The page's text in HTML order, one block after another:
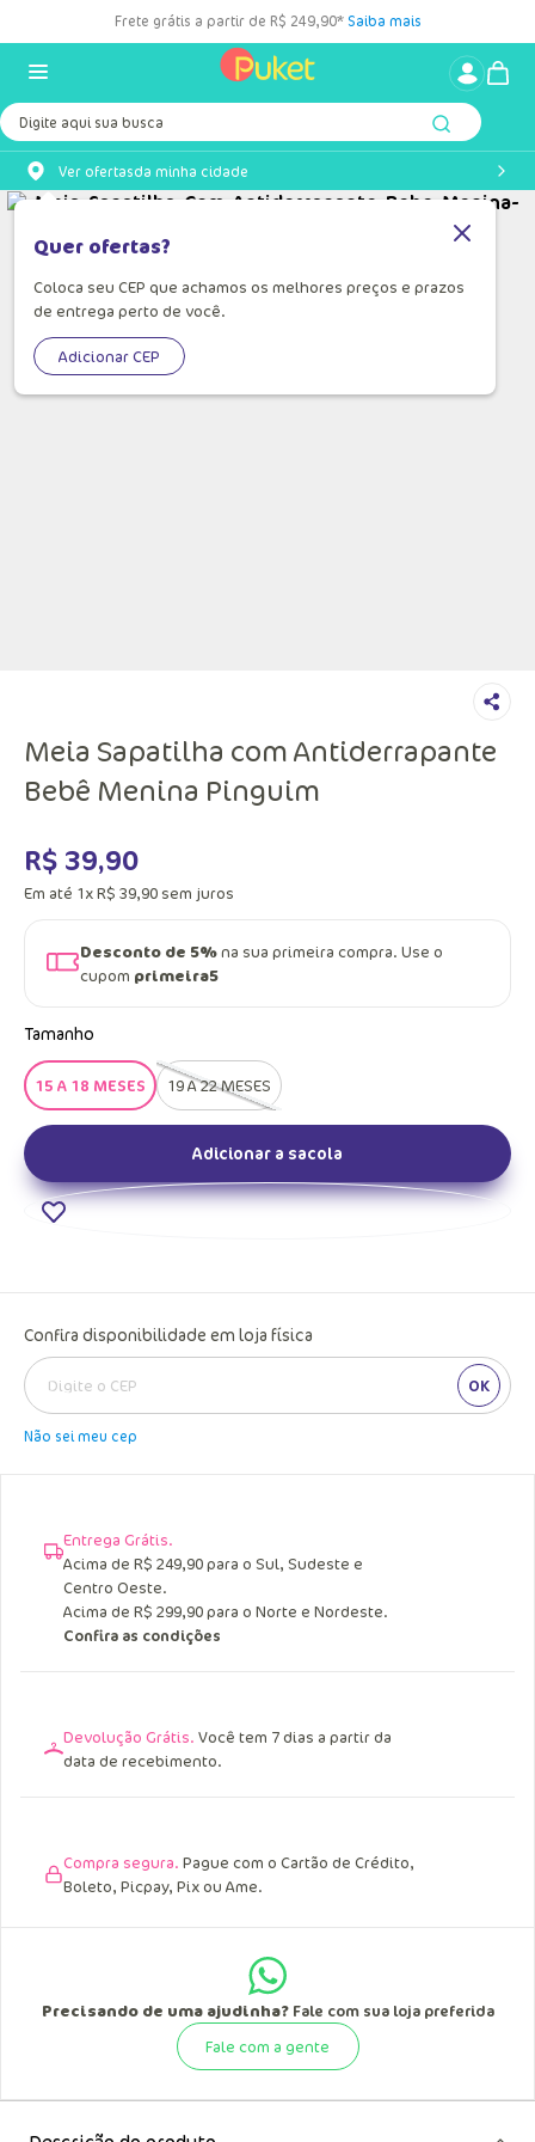
Frete grátis a partir de R$ 249,90* Saiba mais
Digite aqui sua busca
Ver ofertasda minha cidade
Quer ofertas?
Coloca seu CEP que achamos os melhores preços e prazos
de entrega perto de você.
Adicionar CEP
Meia Sapatilha com Antiderrapante
Bebê Menina Pinguim
R$ 39,90
Em até 1xR$ 39,90 sem juros
Desconto de 5%na sua primeira compra. Use o
cupom primeira5
Tamanho
15 A 18 MESES 19 A 22 MESES
Adicionar a sacola
Confira disponibilidade em loja física
OK
Não sei meu cep
Entrega Grátis.
Acima de R$ 249,90 para o Sul, Sudeste e
Centro Oeste.
Acima de R$ 299,90 para o Norte e Nordeste.
Confira as condições
Devolução Grátis. Você tem 7 dias a partir da
data de recebimento.
Compra segura. Pague com o Cartão de Crédito,
Boleto, Picpay, Pix ou Ame.
Precisando de uma ajudinha?Fale com sua loja preferida
Fale com a gente